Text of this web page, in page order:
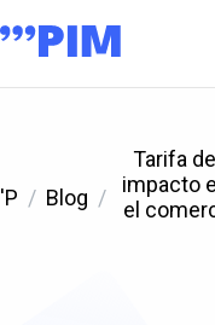
'P Blog
Tarifa
impacto
el